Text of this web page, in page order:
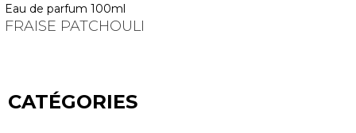
eau de parfum 100ml
FRAISE PATCHOULI
CATÉGORIES